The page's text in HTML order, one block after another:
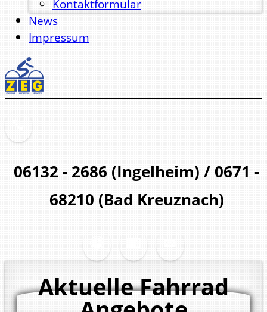
Kontaktformular
News
Impressum
06132 - 2686 (Ingelheim) / 0671 -
68210 (Bad Kreuznach)
Aktuelle Fahrrad